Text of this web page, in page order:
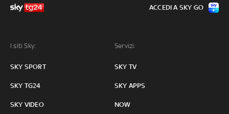
I siti Sky:
SKY SPORT
SKY TG24
SKY VIDEO
Servizi:
SKY TV
SKY APPS
NOW
ACCEDI A SKY GO